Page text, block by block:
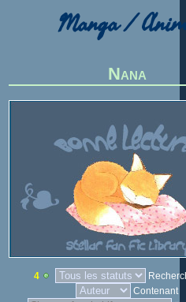
Manga /
Nana
4
Contenant